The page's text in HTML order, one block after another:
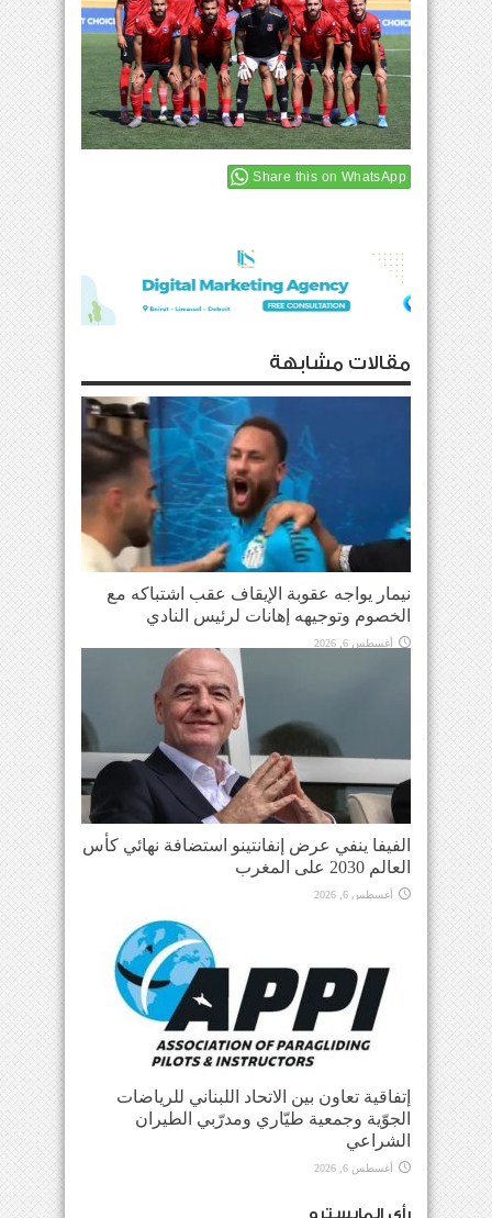
Share this on WhatsApp
مقالات مشابهة
نيمار يواجه عقوبة الإيقاف عقب اشتباكه مع
الخصوم وتوجيهه إهانات لرئيس النادي
أغسطس 6, 2026
الفيفا ينفي عرض إنفانتينو استضافة نهائي كأس
العالم 2030 على المغرب
أغسطس 6, 2026
إتفاقية تعاون بين الاتحاد اللبناني للرياضات
الجوّية وجمعية طيّاري ومدرّبي الطيران
الشراعي
أغسطس 6, 2026
رأي المايسترو